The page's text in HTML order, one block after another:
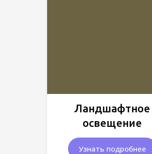
Ландшафтное
освещение
Узнать подробнее